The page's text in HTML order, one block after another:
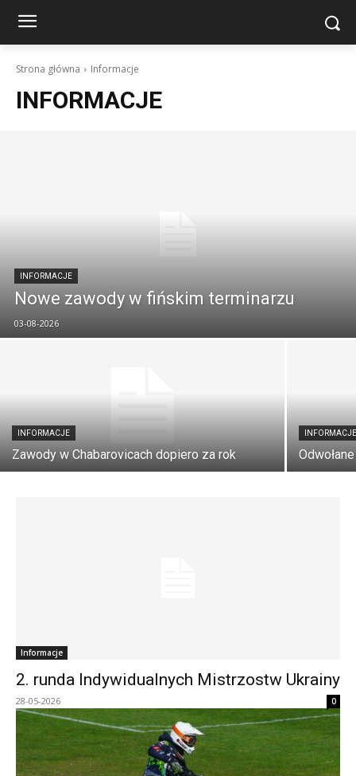
Strona główna Informacje
INFORMACJE
INFORMACJE
Nowe zawody w fińskim terminarzu
03-08-2026
INFORMACJE
Zawody w Chabarovicach dopiero za rok
Informacje
2. runda Indywidualnych Mistrzostw Ukrainy
28-05-2026 0